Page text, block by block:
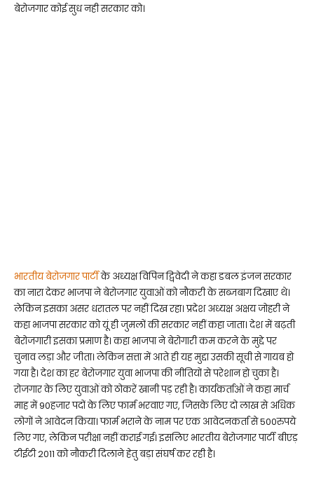
बेरोजगार कोई सुध नही सरकार को।
भारतीय बेरोजगार पार्टीके अध्यक्ष विपिन द्विवेदी ने कहा डबल इंजन सरकार
का नारा देकर भाजपा ने बेरोजगार युवाओं को नौकरी के सब्जबाग दिखाए थे।
लेकिन इसका असर धरातल पर नहीं दिख रहा। प्रदेश अध्यक्ष अक्षय जोहरी ने
कहा भाजपा सरकार को यूं ही जुमलों की सरकार नहीं कहा जाता। देश में बढ़ती
बेरोजगारी इसका प्रमाण है। कहा भाजपा ने बेरोगारी कम करने के मुद्दे पर
चुनाव लड़ा और जीता। लेकिन सत्ता में आते ही यह मुद्दा उसकी सूची से गायब हो
गया है। देश का हर बेरोजगार युवा भाजपा की नीतियों से परेशान हो चुका है।
रोजगार के लिए युवाओं को ठोकरें खानी पड़ रही है। कार्यकर्ताओं ने कहा मार्च
माह में 90हजार पदों के लिए फार्म भरवाए गए, जिसके लिए दो लाख से अधिक
लोगों ने आवेदन किया। फार्म भराने के नाम पर एक आवेदनकर्ता से 500रुपये
लिए गए, लेकिन परीक्षा नहीं कराई गई। इसलिए भारतीय बेरोजगार पार्टी बीएड़
टीईटी 2011 को नौकरी दिलाने हेतु बड़ा संघर्ष कर रही है।